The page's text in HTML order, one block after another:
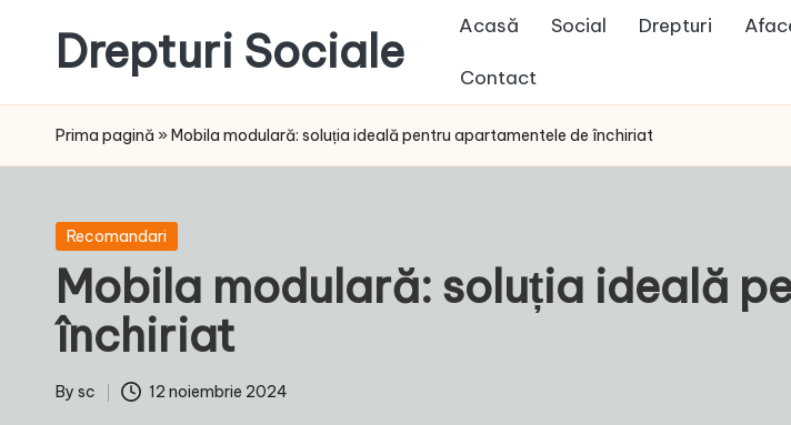
content
Drepturi Sociale
Drepturile
Sociale:
Ta,
Schimbarea
Noastră!
Acasă Social Drepturi
Contact
Prima pagină » Mobila modulară: soluția ideală pentru apartamentele de închiriat
Posted
Recomandari
Mobila modulară: soluția ideală
închiriat
Posted
By sc 12 noiembrie 2024